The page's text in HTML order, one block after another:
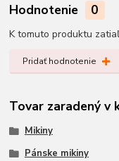
Hodnotenie 0
K tomuto produktu
Pridať hodnotenie
Tovar zaradený v
Mikiny
Pánske mikiny